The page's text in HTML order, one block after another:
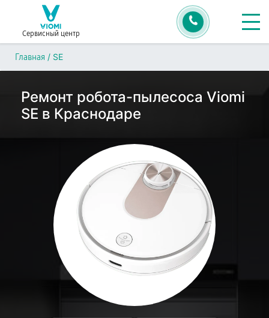
Сервисный центр
Главная / SE
Ремонт робота-пылесоса Viomi
SE в Краснодаре